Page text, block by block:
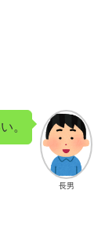
長男
。